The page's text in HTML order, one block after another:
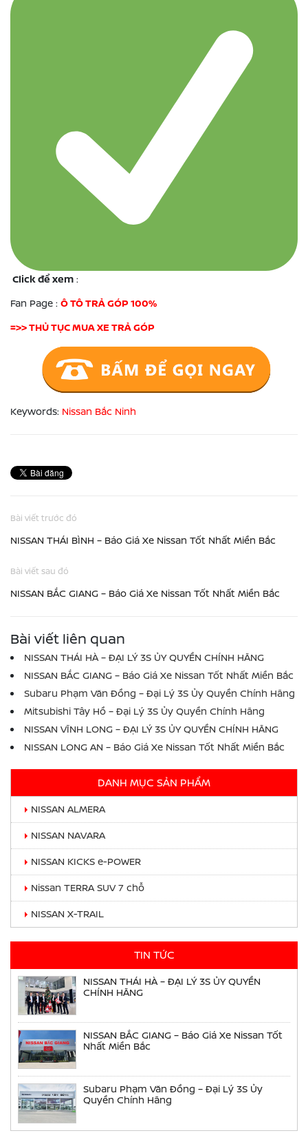
Click để xem :
Fan Page : Ô TÔ TRẢ GÓP 100%
=>> THỦ TỤC MUA XE TRẢ GÓP
Keywords: Nissan Bắc Ninh
Bài viết trước đó
NISSAN THÁI BÌNH – Báo Giá Xe Nissan Tốt Nhất Miền Bắc
Bài viết sau đó
NISSAN BẮC GIANG – Báo Giá Xe Nissan Tốt Nhất Miền Bắc
Bài viết liên quan
NISSAN THÁI HÀ – ĐẠI LÝ 3S ỦY QUYỀN CHÍNH HÃNG
NISSAN BẮC GIANG – Báo Giá Xe Nissan Tốt Nhất Miền Bắc
Subaru Phạm Văn Đồng – Đại Lý 3S Ủy Quyền Chính Hãng
Mitsubishi Tây Hồ – Đại Lý 3S Ủy Quyền Chính Hãng
NISSAN VĨNH LONG – ĐẠI LÝ 3S ỦY QUYỀN CHÍNH HÃNG
NISSAN LONG AN – Báo Giá Xe Nissan Tốt Nhất Miền Bắc
DANH MỤC SẢN PHẨM
NISSAN ALMERA
NISSAN NAVARA
NISSAN KICKS e-POWER
Nissan TERRA SUV 7 chỗ
NISSAN X-TRAIL
TIN TỨC
NISSAN THÁI HÀ – ĐẠI LÝ 3S ỦY QUYỀN
CHÍNH HÃNG
NISSAN BẮC GIANG – Báo Giá Xe Nissan Tốt
Nhất Miền Bắc
Subaru Phạm Văn Đồng – Đại Lý 3S Ủy
Quyền Chính Hãng